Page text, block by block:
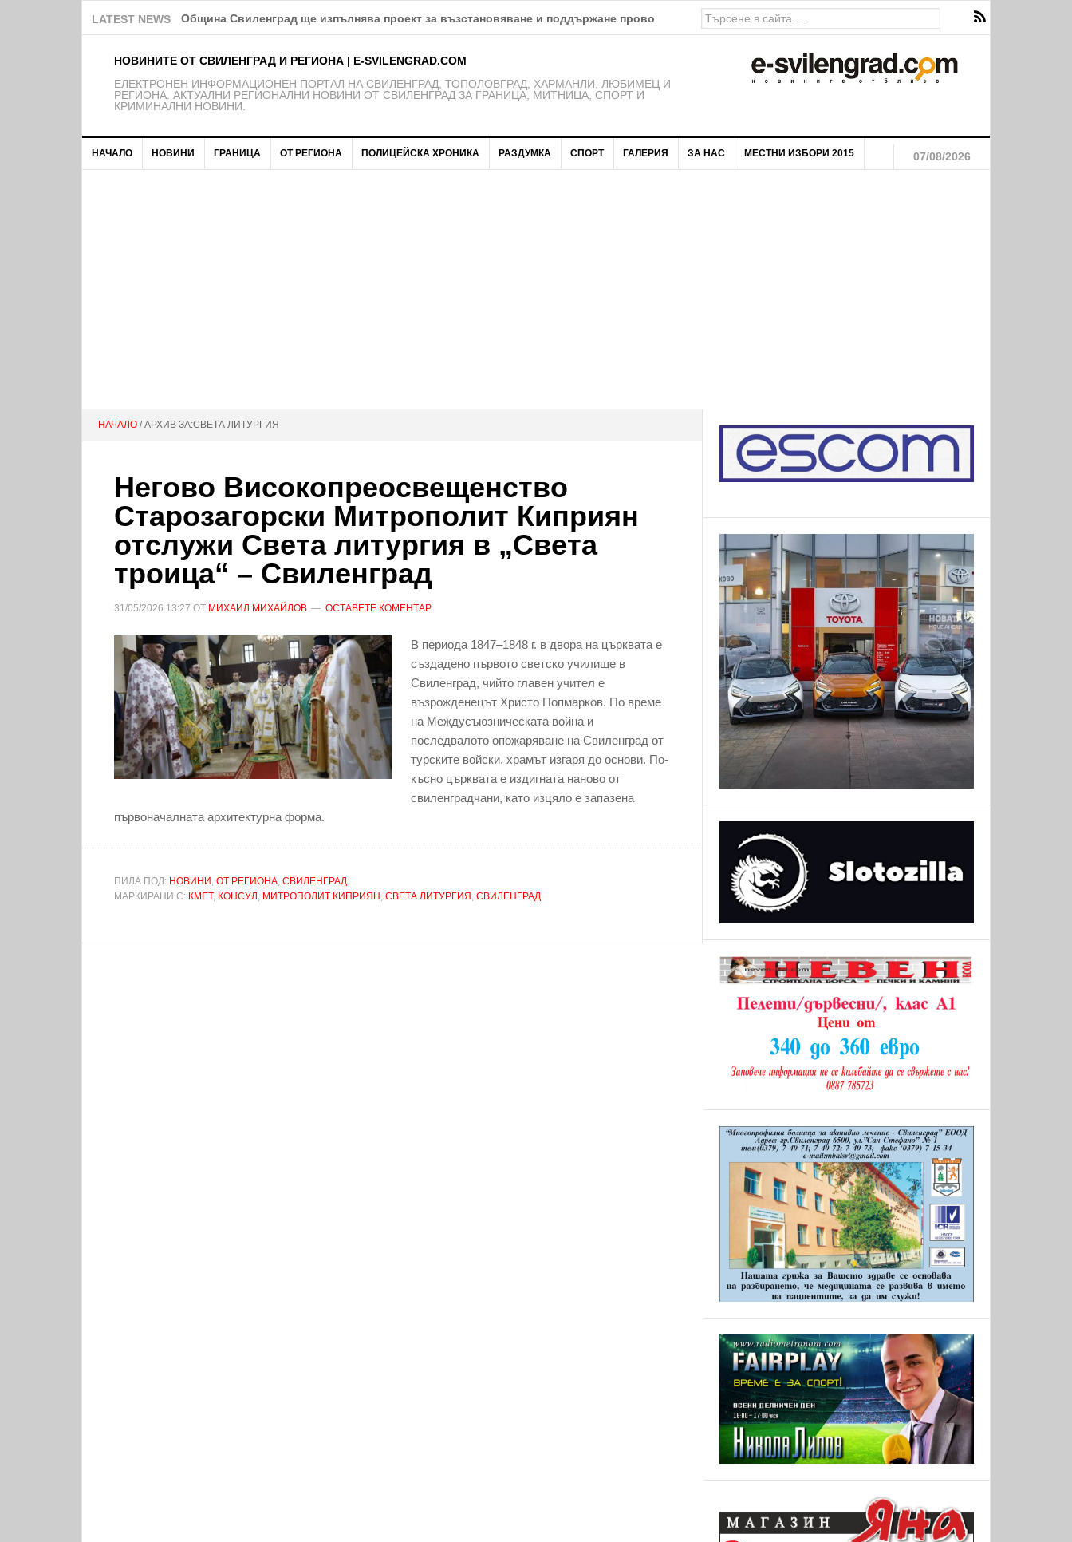
LATEST NEWS Ние идиоти ли сме?!
НОВИНИТЕ ОТ СВИЛЕНГРАД И РЕГИОНА | E-SVILENGRAD.COM
EЛЕКТРОНЕН ИНФОРМАЦИОНЕН ПОРТАЛ НА СВИЛЕНГРАД, ТОПОЛОВГРАД, ХАРМАНЛИ, ЛЮБИМЕЦ И
РЕГИОНА. АКТУАЛНИ РЕГИОНАЛНИ НОВИНИ ОТ СВИЛЕНГРАД ЗА ГРАНИЦА, МИТНИЦА, СПОРТ И
КРИМИНАЛНИ НОВИНИ.
НАЧАЛО НОВИНИ ГРАНИЦА ОТ РЕГИОНА ПОЛИЦЕЙСКА ХРОНИКА РАЗДУМКА СПОРТ ГАЛЕРИЯ ЗА НАС МЕСТНИ ИЗБОРИ 2015 07/08/2026
НАЧАЛО / АРХИВ ЗА:СВЕТА ЛИТУРГИЯ
Негово Високопреосвещенство
Старозагорски Митрополит Киприян
отслужи Света литургия в „Света
троица“ – Свиленград
31/05/2026 13:27 ОТ МИХАИЛ МИХАЙЛОВ ОСТАВЕТЕ КОМЕНТАР
В периода 1847–1848 г. в двора на църквата е
създадено първото светско училище в
Свиленград, чийто главен учител е
възрожденецът Христо Попмарков. По време
на Междусъюзническата война и
последвалото опожаряване на Свиленград от
турските войски, храмът изгаря до основи. По-
късно църквата е издигната наново от
свиленградчани, като изцяло е запазена
първоначалната архитектурна форма.
ПИЛА ПОД: НОВИНИ , ОТ РЕГИОНА, СВИЛЕНГРАД
МАРКИРАНИ С: КМЕТ, КОНСУЛ , МИТРОПОЛИТ КИПРИЯН , СВЕТА ЛИТУРГИЯ , СВИЛЕНГРАД